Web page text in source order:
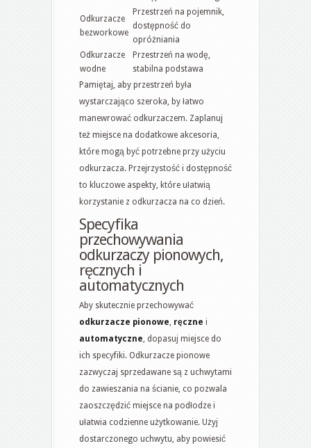
Odkurzacze
bezworkowe
Przestrzeń na pojemnik,
dostępność do
opróżniania
Odkurzacze
wodne
Przestrzeń na wodę,
stabilna podstawa
Pamiętaj, aby przestrzeń była
wystarczająco szeroka, by łatwo
manewrować odkurzaczem. Zaplanuj
też miejsce na dodatkowe akcesoria,
które mogą być potrzebne przy użyciu
odkurzacza. Przejrzystość i dostępność
to kluczowe aspekty, które ułatwią
korzystanie z odkurzacza na co dzień.
Specyfika
przechowywania
odkurzaczy pionowych,
ręcznych i
automatycznych
Aby skutecznie przechowywać
odkurzacze pionowe, ręczne i
automatyczne, dopasuj miejsce do
ich specyfiki. Odkurzacze pionowe
zazwyczaj sprzedawane są z uchwytami
do zawieszania na ścianie, co pozwala
zaoszczędzić miejsce na podłodze i
ułatwia codzienne użytkowanie. Użyj
dostarczonego uchwytu, aby powiesić